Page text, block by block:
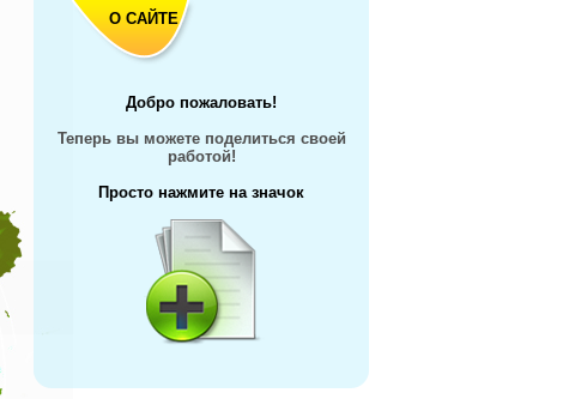
О САЙТЕ
Добро пожаловать!
Теперь вы можете поделиться своей
работой!
Просто нажмите на значок